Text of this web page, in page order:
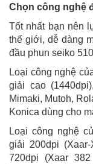
Chọn công nghệ
Tốt nhất bạn nên
thế giới, dễ dàng
đầu phun seiko
Loại công nghệ
giải cao
Mimaki, Mutoh,
Konica dùng cho
Loại công nghệ
giải 200dpi (Xaar-
720dpi (Xaar